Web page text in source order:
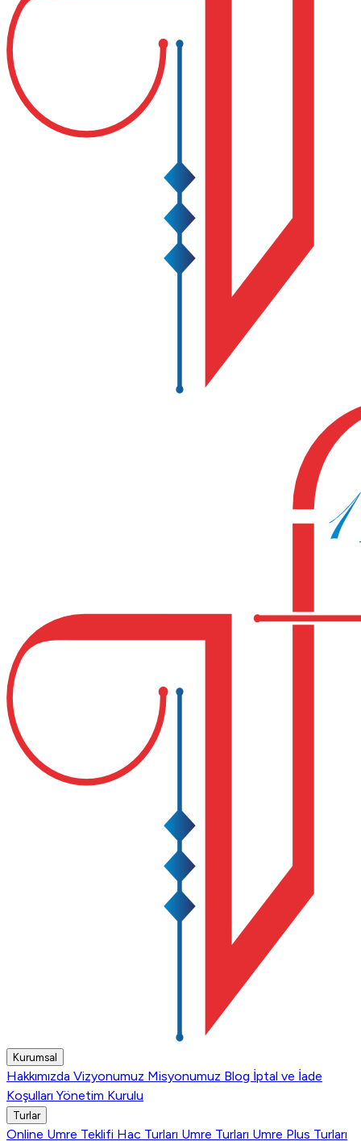
Kurumsal
Hakkımızda Vizyonumuz Misyonumuz Blog İptal ve İade
Koşulları Yönetim Kurulu
Turlar
Online Umre Teklifi Hac Turları Umre Turları Umre Plus Turları